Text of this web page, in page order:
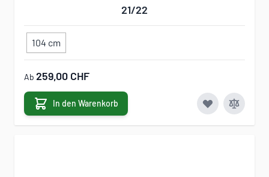
21/22
104 cm
Ab 259,00 CHF
In den Warenkorb